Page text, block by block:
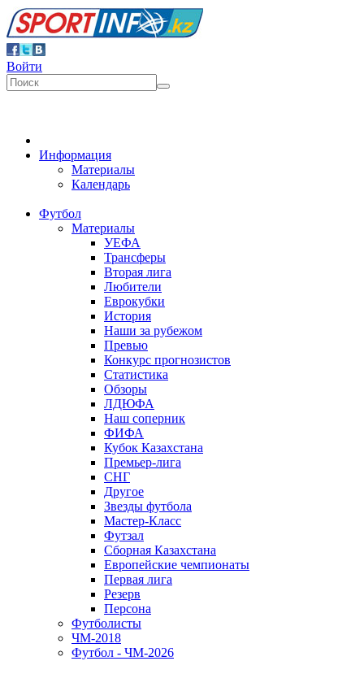
Войти
Информация
Материалы
Календарь
Футбол
Материалы
УЕФА
Трансферы
Вторая лига
Любители
Еврокубки
История
Наши за рубежом
Превью
Конкурс прогнозистов
Статистика
Обзоры
ЛДЮФА
Наш соперник
ФИФА
Кубок Казахстана
Премьер-лига
СНГ
Другое
Звезды футбола
Мастер-Класс
Футзал
Сборная Казахстана
Европейские чемпионаты
Первая лига
Резерв
Персона
Футболисты
ЧМ-2018
Футбол - ЧМ-2026